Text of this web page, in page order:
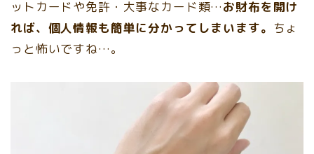
ットカードや免許・大事なカード類…お財布を開け
れば、個人情報も簡単に分かってしまいます。 ちょ
っと怖いですね…。